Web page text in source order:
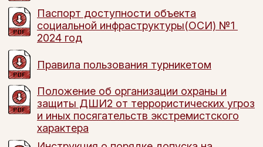
Паспорт доступности объекта
социальной инфраструктуры(ОСИ) №1
2024 год
Правила пользования турникетом
Положение об организации охраны и
защиты ДШИ2 от террористических угроз
и иных посягательств экстремистского
характера